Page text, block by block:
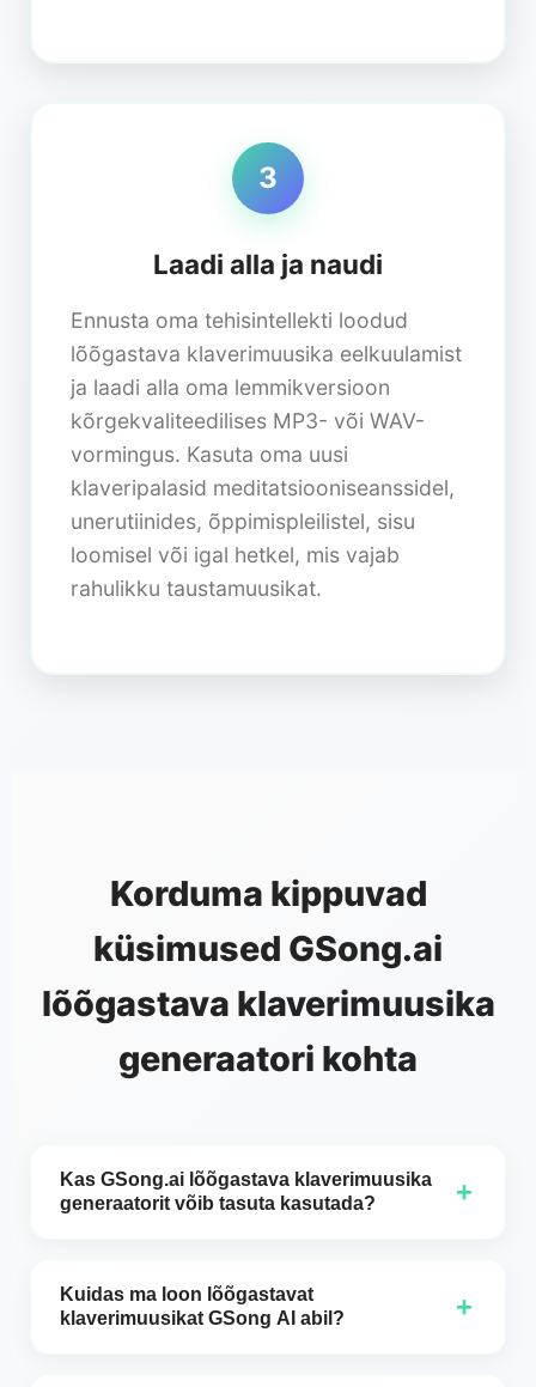
3
Laadi alla ja naudi
Ennusta oma tehisintellekti loodud
lõõgastava klaverimuusika eelkuulamist
ja laadi alla oma lemmikversioon
kõrgekvaliteedilises MP3- või WAV-
vormingus. Kasuta oma uusi
klaveripalasid meditatsiooniseanssidel,
une­rutiinides, õppimispleilistel, sisu
loomisel või igal hetkel, mis vajab
rahulikku taustamuusikat.
Korduma kippuvad
küsimused GSong.ai
lõõgastava klaverimuusika
generaatori kohta
Kas GSong.ai lõõgastava klaverimuusika
generaatorit võib tasuta kasutada?
+
pianomuusika generaatorit. Saate luua piiramatuid
rahustavaid klaverikompositsioone ilma kuludeta,
Kuidas ma loon lõõgastavat
klaverimuusikat GSong AI abil?
+